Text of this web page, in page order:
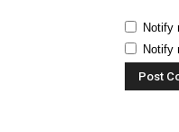
Notify
Notify